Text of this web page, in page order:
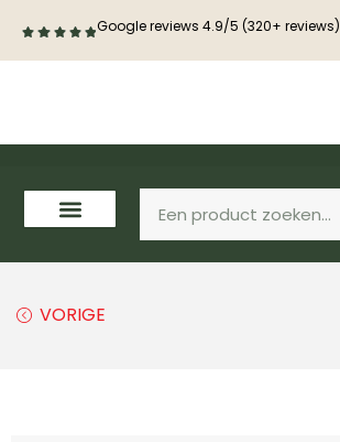
Google reviews 4.9/5 (320+ reviews)
VORIGE